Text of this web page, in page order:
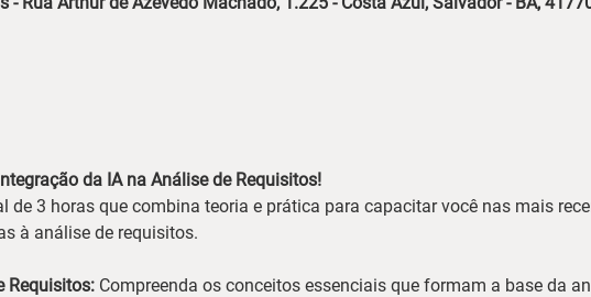
da IA na Análise de Requisitos!
de 3 horas que combina teoria e prática para capacitar você nas mais
à análise de requisitos.
Requisitos: Compreenda os conceitos essenciais que formam a base da